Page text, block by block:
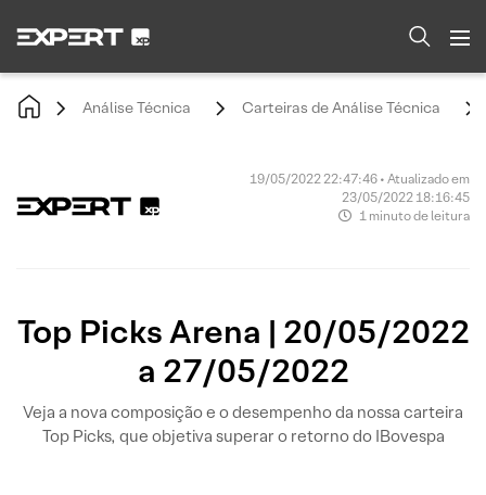
Análise Técnica Carteiras de Análise Técnica
19/05/2022 22:47:46 • Atualizado em
23/05/2022 18:16:45
1 minuto de leitura
Top Picks Arena | 20/05/2022
a 27/05/2022
Veja a nova composição e o desempenho da nossa carteira
Top Picks, que objetiva superar o retorno do IBovespa